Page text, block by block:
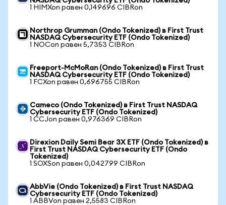
1 HIMXon равен 0,149696 CIBRon
Northrop Grumman (Ondo Tokenized) в First Trust
NASDAQ Cybersecurity ETF (Ondo Tokenized)
1 NOCon равен 5,7353 CIBRon
Freeport-McMoRan (Ondo Tokenized) в First Trust
NASDAQ Cybersecurity ETF (Ondo Tokenized)
1 FCXon равен 0,696755 CIBRon
Cameco (Ondo Tokenized) в First Trust NASDAQ
Cybersecurity ETF (Ondo Tokenized)
1 CCJon равен 0,976369 CIBRon
Direxion Daily Semi Bear 3X ETF (Ondo Tokenized) в
First Trust NASDAQ Cybersecurity ETF (Ondo
Tokenized)
1 SOXSon равен 0,042799 CIBRon
AbbVie (Ondo Tokenized) в First Trust NASDAQ
Cybersecurity ETF (Ondo Tokenized)
1 ABBVon равен 2,5583 CIBRon